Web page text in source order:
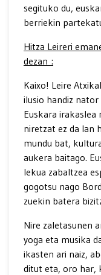
segituko du,
berriekin
Hitza Leireri
dezan :
Kaixo! Leire
ilusio handiz
Euskara irakaslea
niretzat ez da lan
mundu bat,
aukera baitago.
lekua zabaltzea
gogotsu nago
zuekin batera
Nire zaletasunen
yoga eta musika
ikasten ari naiz,
ditut eta, oro har,